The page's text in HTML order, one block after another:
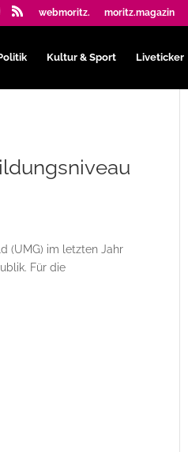
webmoritz. moritz.magazin
Kultur & Sport Liveticker
(UMG) im letzten Jahr
Für die